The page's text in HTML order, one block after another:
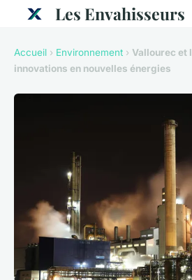
Les Envahisseurs
Accueil › Environnement › Vallourec et
innovations en nouvelles énergies